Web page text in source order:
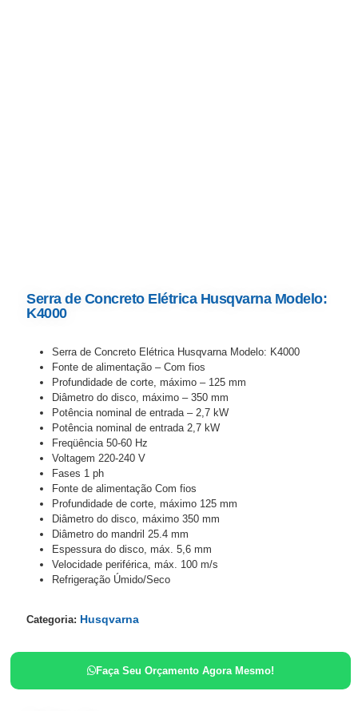
Serra de Concreto Elétrica Husqvarna Modelo:
K4000
Serra de Concreto Elétrica Husqvarna Modelo: K4000
Fonte de alimentação – Com fios
Profundidade de corte, máximo – 125 mm
Diâmetro do disco, máximo – 350 mm
Potência nominal de entrada – 2,7 kW
Potência nominal de entrada 2,7 kW
Freqüência 50-60 Hz
Voltagem 220-240 V
Fases 1 ph
Fonte de alimentação Com fios
Profundidade de corte, máximo 125 mm
Diâmetro do disco, máximo 350 mm
Diâmetro do mandril 25.4 mm
Espessura do disco, máx. 5,6 mm
Velocidade periférica, máx. 100 m/s
Refrigeração Úmido/Seco
Categoria: Husqvarna
Faça Seu Orçamento Agora Mesmo!